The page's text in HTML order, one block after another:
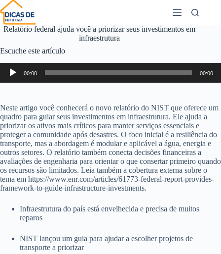
Relatório federal ajuda você a priorizar seus investimentos em
infraestrutura
Escuche este artículo
Reproductor
audio
00:00 00:00
Neste artigo você conhecerá o novo relatório do NIST que oferece um
quadro para guiar seus investimentos em infraestrutura. Ele ajuda a
priorizar os ativos mais críticos para manter serviços essenciais e
proteger a comunidade após desastres. O foco inicial é a resiliência do
transporte, mas a abordagem é modular e aplicável a água, energia e
outros setores. O relatório também conecta decisões financeiras a
avaliações de engenharia para orientar o que consertar primeiro quando
os recursos são limitados. Leia também a cobertura externa sobre o
tema em https://www.enr.com/articles/61773-federal-report-provides-
framework-to-guide-infrastructure-investments.
Infraestrutura do país está envelhecida e precisa de muitos
reparos
NIST lançou um guia para ajudar a escolher projetos de
transporte a priorizar